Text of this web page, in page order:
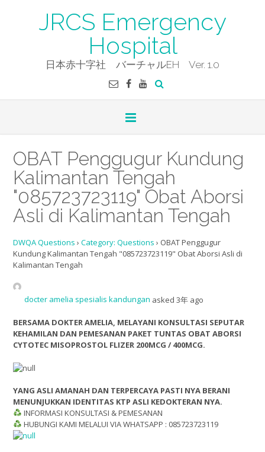
JRCS Emergency
Hospital
日本赤十字社 バーチャルEH Ver. 1.0
OBAT Penggugur Kundung
Kalimantan Tengah
"085723723119" Obat Aborsi
Asli di Kalimantan Tengah
DWQA Questions › Category: Questions › OBAT Penggugur
Kundung Kalimantan Tengah "085723723119" Obat Aborsi Asli di
Kalimantan Tengah
docter amelia spesialis kandungan asked 3年 ago
BERSAMA DOKTER AMELIA, MELAYANI KONSULTASI SEPUTAR
KEHAMILAN DAN PEMESANAN PAKET TUNTAS OBAT ABORSI
CYTOTEC MISOPROSTOL FLIZER 200MCG / 400MCG.
YANG ASLI AMANAH DAN TERPERCAYA PASTI NYA BERANI
MENUNJUKKAN IDENTITAS KTP ASLI KEDOKTERAN NYA.
INFORMASI KONSULTASI & PEMESANAN
HUBUNGI KAMI MELALUI VIA WHATSAPP : 085723723119